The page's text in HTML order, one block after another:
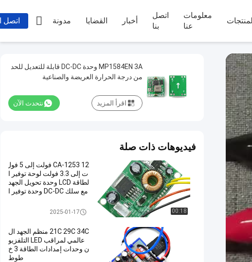
معلومات
عنا
اتصل
بنا
أخبار القضايا مدونة اتصل 
MP1584EN 3A وحدة DC-DC قابلة للتعديل للحد
من درجة الحرارة العريضة والصناعية
نتحدث الآن اقرأ المزيد
فيديوهات ذات صلة
00:18
CA-1253 12 فولت إلى 5 فول
ت إلى 3.3 فولت لوحة توفير ا
لطاقة LCD وحدة تحويل الجهد
مع سلك DC-DC وحدة توفير ا
وحدة امدادات الطاقة2025-01-17
21C 29C 34C منظم الجهد ال
عالمي لمراقب LED التلفزيو
ن وحدات إمدادات الطاقة 3 خ
طوط